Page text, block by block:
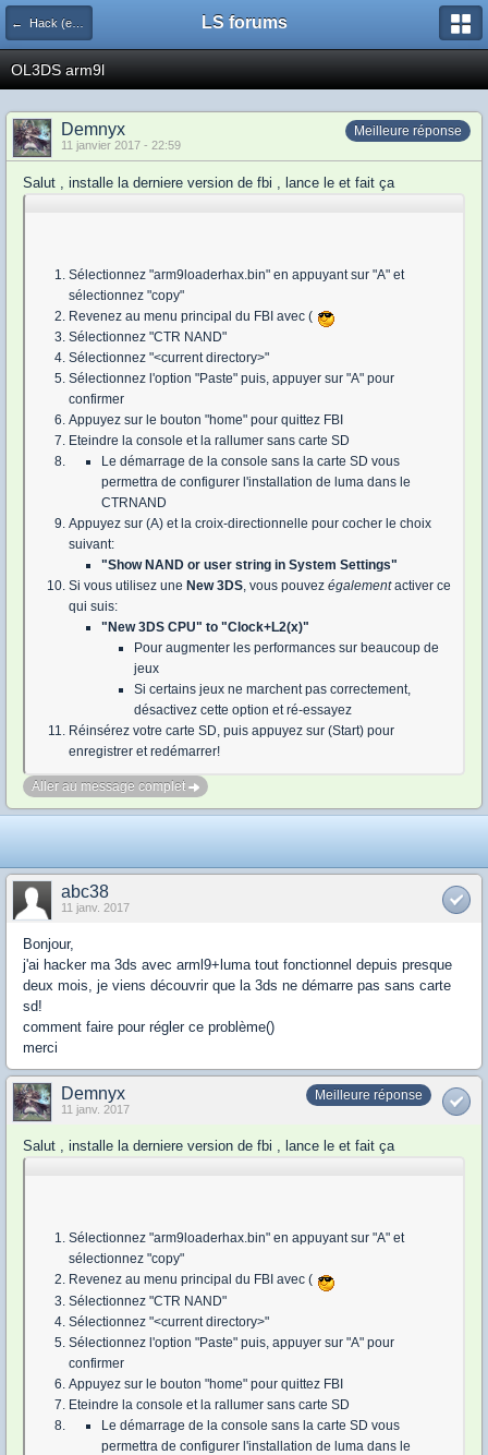
← Hack (exploits, homebrews...) LS forums
OL3DS arm9l
Meilleure réponse
Demnyx
11 janvier 2017 - 22:59
Salut , installe la derniere version de fbi , lance le et fait ça
Sélectionnez "arm9loaderhax.bin" en appuyant sur "A" et
sélectionnez "copy"
Revenez au menu principal du FBI avec (
Sélectionnez "CTR NAND"
Sélectionnez "<current directory>"
Sélectionnez l'option "Paste" puis, appuyer sur "A" pour
confirmer
Appuyez sur le bouton "home" pour quittez FBI
Eteindre la console et la rallumer sans carte SD
Le démarrage de la console sans la carte SD vous
permettra de configurer l'installation de luma dans le
CTRNAND
Appuyez sur (A) et la croix-directionnelle pour cocher le choix
suivant:
"Show NAND or user string in System Settings"
Si vous utilisez une New 3DS, vous pouvez égalementactiver ce
qui suis:
"New 3DS CPU" to "Clock+L2(x)"
Pour augmenter les performances sur beaucoup de
jeux
Si certains jeux ne marchent pas correctement,
désactivez cette option et ré-essayez
Réinsérez votre carte SD, puis appuyez sur (Start) pour
enregistrer et redémarrer!
Aller au message complet
abc38
11 janv. 2017
Bonjour,
j'ai hacker ma 3ds avec arml9+luma tout fonctionnel depuis presque
deux mois, je viens découvrir que la 3ds ne démarre pas sans carte
sd!
comment faire pour régler ce problème()
merci
Meilleure réponse
Demnyx
11 janv. 2017
Salut , installe la derniere version de fbi , lance le et fait ça
Sélectionnez "arm9loaderhax.bin" en appuyant sur "A" et
sélectionnez "copy"
Revenez au menu principal du FBI avec (
Sélectionnez "CTR NAND"
Sélectionnez "<current directory>"
Sélectionnez l'option "Paste" puis, appuyer sur "A" pour
confirmer
Appuyez sur le bouton "home" pour quittez FBI
Eteindre la console et la rallumer sans carte SD
Le démarrage de la console sans la carte SD vous
permettra de configurer l'installation de luma dans le